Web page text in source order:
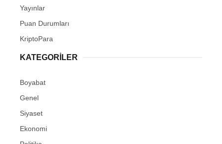
Yayınlar
Puan Durumları
KriptoPara
KATEGORILER
Boyabat
Genel
Siyaset
Ekonomi